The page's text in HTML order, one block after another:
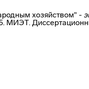
хозяйством" -
МИЭТ.